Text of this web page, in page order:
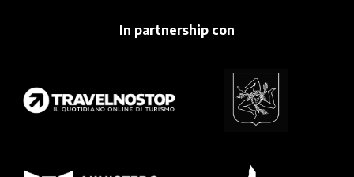
In partnership con